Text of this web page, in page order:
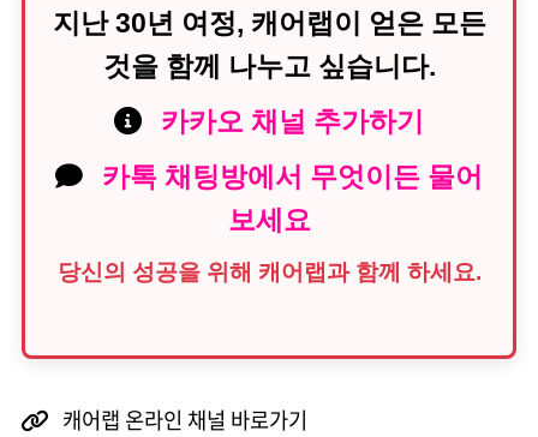
지난 30년 여정, 캐어랩이 얻은 모든
것을 함께 나누고 싶습니다.
카카오 채널 추가하기
카톡 채팅방에서 무엇이든 물어
보세요
당신의 성공을 위해 캐어랩과 함께 하세요.
캐어랩 온라인 채널 바로가기